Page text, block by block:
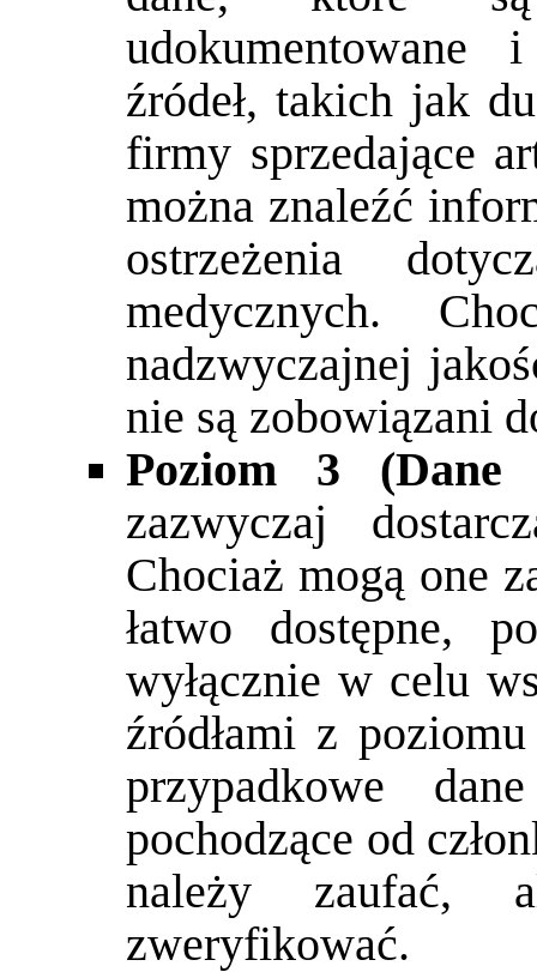
udokumentowane
źródeł, takich jak
firmy sprzedające
można znaleźć
ostrzeżenia
medycznych.
nadzwyczajnej
nie są zobowiązani
Poziom 3 (Dane
zazwyczaj
Chociaż mogą one
łatwo dostępne,
wyłącznie w celu
źródłami z
przypadkowe
pochodzące od
należy zaufać,
zweryfikować.